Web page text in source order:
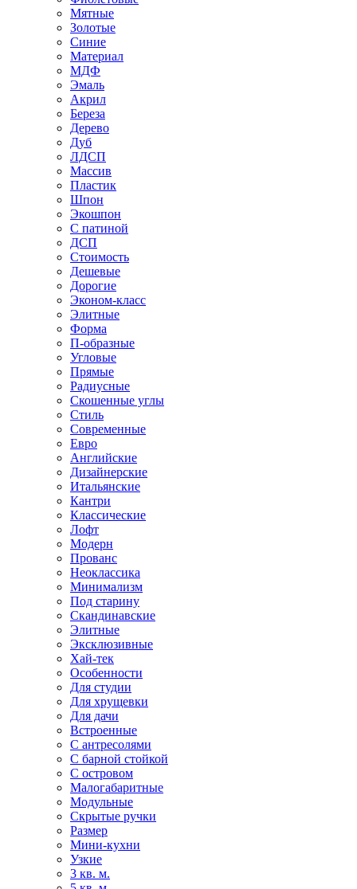
Мятные
Золотые
Синие
Материал
МДФ
Эмаль
Акрил
Береза
Дерево
Дуб
ЛДСП
Массив
Пластик
Шпон
Экошпон
С патиной
ДСП
Стоимость
Дешевые
Дорогие
Эконом-класс
Элитные
Форма
П-образные
Угловые
Прямые
Радиусные
Скошенные углы
Стиль
Современные
Евро
Английские
Дизайнерские
Итальянские
Кантри
Классические
Лофт
Модерн
Прованс
Неоклассика
Минимализм
Под старину
Скандинавские
Элитные
Эксклюзивные
Хай-тек
Особенности
Для студии
Для хрущевки
Для дачи
Встроенные
С антресолями
С барной стойкой
С островом
Малогабаритные
Модульные
Скрытые ручки
Размер
Мини-кухни
Узкие
3 кв. м.